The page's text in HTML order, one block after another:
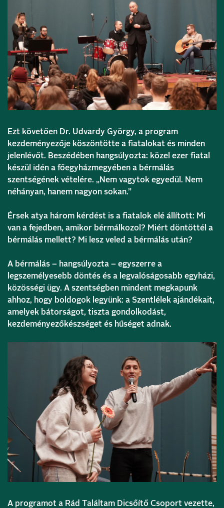
Ezt követően Dr. Udvardy György, a program
kezdeményezője köszöntötte a fiatalokat és minden
jelenlévőt. Beszédében hangsúlyozta: közel ezer fiatal
készül idén a főegyházmegyében a bérmálás
szentségének vételére. „Nem vagytok egyedül. Nem
néhányan, hanem nagyon sokan.”
Érsek atya három kérdést is a fiatalok elé állított: Mi
van a fejedben, amikor bérmálkozol? Miért döntöttél a
bérmálás mellett? Mi lesz veled a bérmálás után?
A bérmálás – hangsúlyozta – egyszerre a
legszemélyesebb döntés és a legvalóságosabb egyházi,
közösségi ügy. A szentségben mindent megkapunk
ahhoz, hogy boldogok legyünk: a Szentlélek ajándékait,
amelyek bátorságot, tiszta gondolkodást,
kezdeményezőkészséget és hűséget adnak.
A programot a Rád Találtam Dicsőítő Csoport vezette,